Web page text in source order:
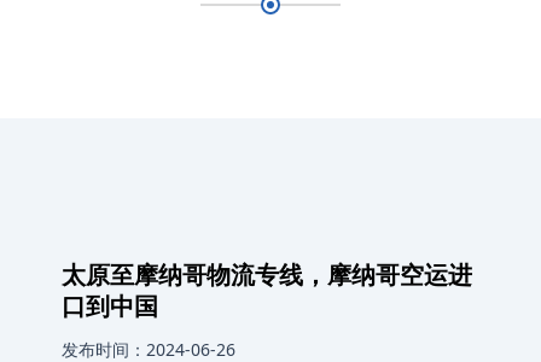
太原至摩纳哥物流专线，摩纳哥空运进
口到中国
发布时间：2024-06-26